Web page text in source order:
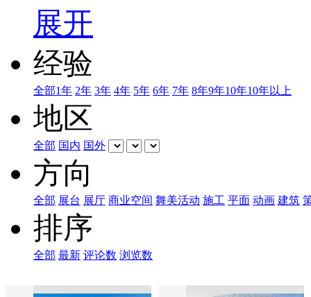
展开
经验
全部1年 2年 3年 4年 5年 6年 7年 8年9年10年10年以上
地区
全部 国内 国外
方向
全部 展台 展厅 商业空间 舞美活动 施工 平面 动画 建筑
排序
全部 最新 评论数 浏览数